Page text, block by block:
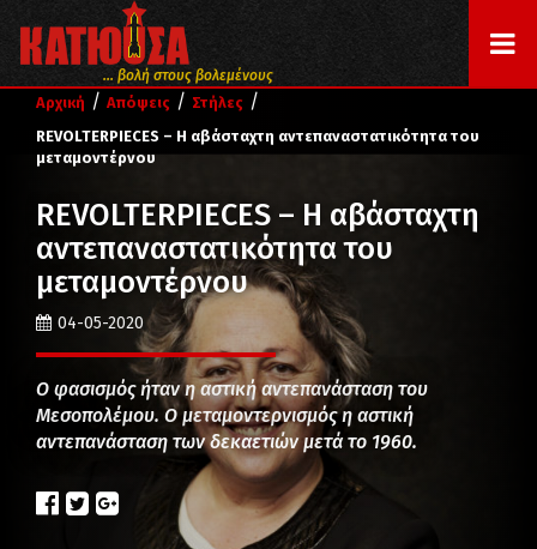
... βολή στους βολεμένους
Αρχική / Απόψεις / Στήλες /
REVOLTERPIECES – Η αβάσταχτη αντεπαναστατικότητα του
μεταμοντέρνου
REVOLTERPIECES – Η αβάσταχτη
αντεπαναστατικότητα του
μεταμοντέρνου
04-05-2020
Ο φασισμός ήταν η αστική αντεπανάσταση του
Μεσοπολέμου. Ο μεταμοντερνισμός η αστική
αντεπανάσταση των δεκαετιών μετά το 1960.